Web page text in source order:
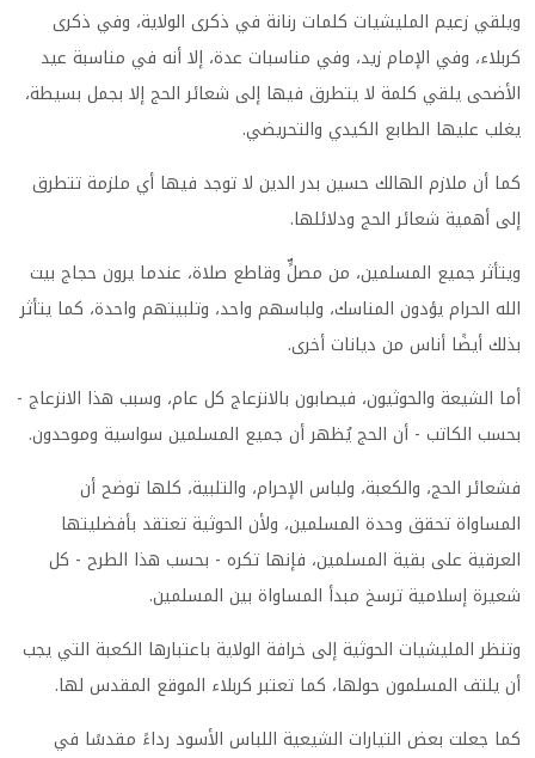
ويلقي زعيم المليشيات كلمات رنانة في ذكرى الولاية، وفي ذكرى
كربلاء، وفي الإمام زيد، وفي مناسبات عدة، إلا أنه في مناسبة عيد
الأضحى يلقي كلمة لا يتطرق فيها إلى شعائر الحج إلا بجمل بسيطة،
يغلب عليها الطابع الكيدي والتحريضي.
كما أن ملازم الهالك حسين بدر الدين لا توجد فيها أي ملزمة تتطرق
إلى أهمية شعائر الحج ودلائلها.
ويتأثر جميع المسلمين، من مصلٍّ وقاطع صلاة، عندما يرون حجاج بيت
الله الحرام يؤدون المناسك، ولباسهم واحد، وتلبيتهم واحدة، كما يتأثر
بذلك أيضًا أناس من ديانات أخرى.
أما الشيعة والحوثيون، فيصابون بالانزعاج كل عام، وسبب هذا الانزعاج -
بحسب الكاتب - أن الحج يُظهر أن جميع المسلمين سواسية وموحدون.
فشعائر الحج، والكعبة، ولباس الإحرام، والتلبية، كلها توضح أن
المساواة تحقق وحدة المسلمين، ولأن الحوثية تعتقد بأفضليتها
العرقية على بقية المسلمين، فإنها تكره - بحسب هذا الطرح - كل
شعيرة إسلامية ترسخ مبدأ المساواة بين المسلمين.
وتنظر المليشيات الحوثية إلى خرافة الولاية باعتبارها الكعبة التي يجب
أن يلتف المسلمون حولها، كما تعتبر كربلاء الموقع المقدس لها.
كما جعلت بعض التيارات الشيعية اللباس الأسود رداءً مقدسًا في